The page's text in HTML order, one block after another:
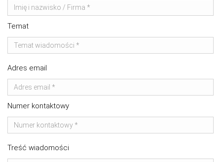
Temat
Adres email
Numer kontaktowy
Treść wiadomości